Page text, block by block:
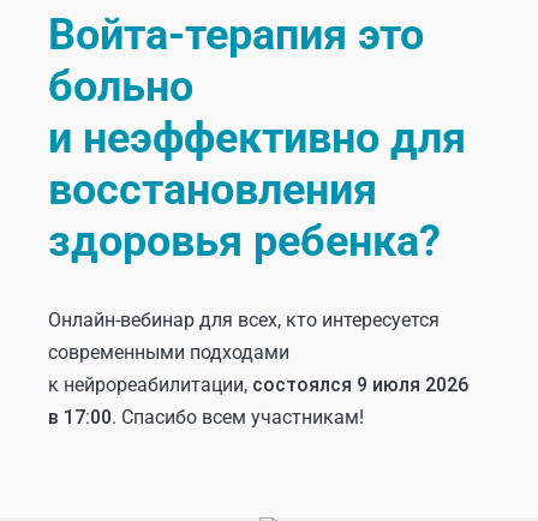
Войта-терапия это
больно
и неэффективно для
восстановления
здоровья ребенка?
Онлайн-вебинар для всех, кто интересуется
современными подходами
к нейрореабилитации, состоялся 9 июля 2026
в 17:00. Спасибо всем участникам!